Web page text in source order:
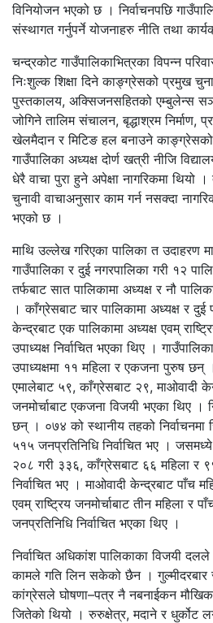
विनियोजन भएको छ । निर्वाचनपछि
संस्थागत गर्नुपर्ने योजनाहरु नीति तथा
चन्द्रकोट गाउँपालिकाभित्रका विपन्न
निःशुल्क शिक्षा दिने काङ्ग्रेसको प्रमुख
पुस्तकालय, अक्सिजनसहितको एम्बुलेन्स
जोगिने तालिम संचालन, बृद्धाश्रम निर्माण,
खेलमैदान र मिटिङ हल बनाउने काङ्ग्रेसको
गाउँपालिका अध्यक्ष दोर्ण खत्री नीजि
धेरै वाचा पुरा हुने अपेक्षा नागरिकमा थियो
चुनावी वाचाअनुसार काम गर्न नसक्दा
भएको छ ।
माथि उल्लेख गरिएका पालिका त उदाहरण
गाउँपालिका र दुई नगरपालिका गरी १२
तर्फबाट सात पालिकामा अध्यक्ष र नौ
। काँग्रेसबाट चार पालिकामा अध्यक्ष र दुई
केन्द्रबाट एक पालिकामा अध्यक्ष एवम्
उपाध्यक्ष निर्वाचित भएका थिए ।
उपाध्यक्षमा ११ महिला र एकजना पुरुष छन्
एमालेबाट ५९, काँग्रेसबाट २९, माओवादी
जनमोर्चाबाट एकजना विजयी भएका थिए ।
छन् । ०७४ को स्थानीय तहको निर्वाचनमा
५१५ जनप्रतिनिधि निर्वाचित भए ।
२०८ गरी ३३६, काँग्रेसबाट ६६ महिला र
निर्वाचित भए । माओवादी केन्द्रबाट पाँच
एवम् राष्ट्रिय जनमोर्चाबाट तीन महिला र
जनप्रतिनिधि निर्वाचित भएका थिए ।
निर्वाचित अधिकांश पालिकाका विजयी
कामले गति लिन सकेको छैन । गुल्मीदरबार
कांग्रेसले घोषणा–पत्र नै नबनाईकन मौखिक
जितेको थियो । रुरुक्षेत्र, मदाने र धुर्कोट